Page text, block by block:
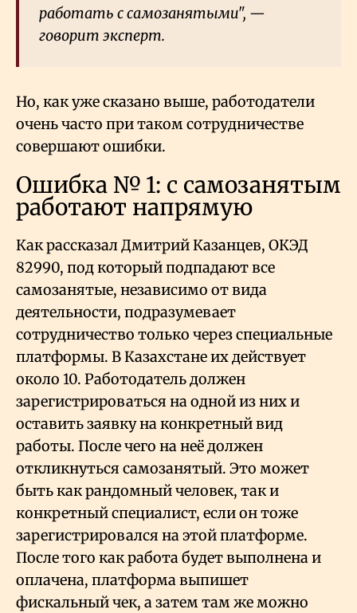
работать с самозанятыми", —
говорит эксперт.
Но, как уже сказано выше, работодатели
очень часто при таком сотрудничестве
совершают ошибки.
Ошибка № 1: с самозанятым
работают напрямую
Как рассказал Дмитрий Казанцев, ОКЭД
82990, под который подпадают все
самозанятые, независимо от вида
деятельности, подразумевает
сотрудничество только через специальные
платформы. В Казахстане их действует
около 10. Работодатель должен
зарегистрироваться на одной из них и
оставить заявку на конкретный вид
работы. После чего на неё должен
откликнуться самозанятый. Это может
быть как рандомный человек, так и
конкретный специалист, если он тоже
зарегистрировался на этой платформе.
После того как работа будет выполнена и
оплачена, платформа выпишет
фискальный чек, а затем там же можно